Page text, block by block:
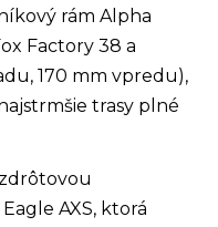
rám Alpha
Factory 38 a
170 mm vpredu),
trasy plné
AXS, ktorá